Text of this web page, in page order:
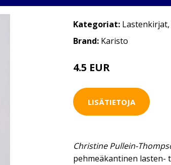
Kategoriat: Lastenkirjat,
Brand: Karisto
4.5 EUR
LISÄTIETOJA
Christine Pullein-
pehmeäkantinen lasten-